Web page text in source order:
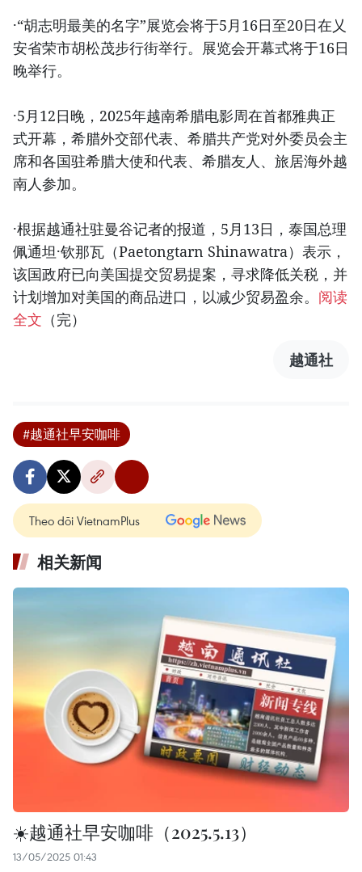
·“胡志明最美的名字”展览会将于5月16日至20日在乂
安省荣市胡松茂步行街举行。展览会开幕式将于16日
晚举行。
·5月12日晚，2025年越南希腊电影周在首都雅典正
式开幕，希腊外交部代表、希腊共产党对外委员会主
席和各国驻希腊大使和代表、希腊友人、旅居海外越
南人参加。
·根据越通社驻曼谷记者的报道，5月13日，泰国总理
佩通坦·钦那瓦（Paetongtarn Shinawatra）表示，
该国政府已向美国提交贸易提案，寻求降低关税，并
计划增加对美国的商品进口，以减少贸易盈余。 阅读
全文 （完）
越通社
#越通社早安咖啡
Theo dõi VietnamPlus
相关新闻
☀️越通社早安咖啡（2025.5.13）
13/05/2025 01:43